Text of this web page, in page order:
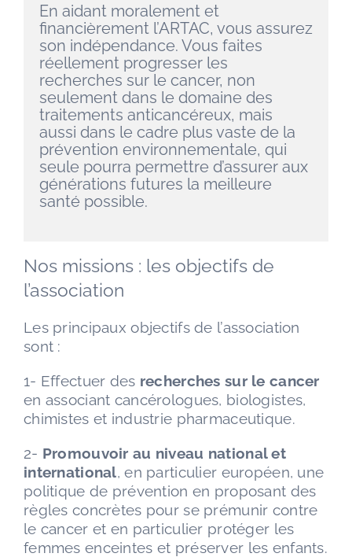
En aidant moralement et
financièrement l’ARTAC, vous assurez
son indépendance. Vous faites
réellement progresser les
recherches sur le cancer, non
seulement dans le domaine des
traitements anticancéreux, mais
aussi dans le cadre plus vaste de la
prévention environnementale, qui
seule pourra permettre d’assurer aux
générations futures la meilleure
santé possible.
Nos missions : les objectifs de
l’association
Les principaux objectifs de l’association
sont :
1- Effectuer des recherches sur le cancer
en associant cancérologues, biologistes,
chimistes et industrie pharmaceutique.
2- Promouvoir au niveau national et
international, en particulier européen, une
politique de prévention en proposant des
règles concrètes pour se prémunir contre
le cancer et en particulier protéger les
femmes enceintes et préserver les enfants.